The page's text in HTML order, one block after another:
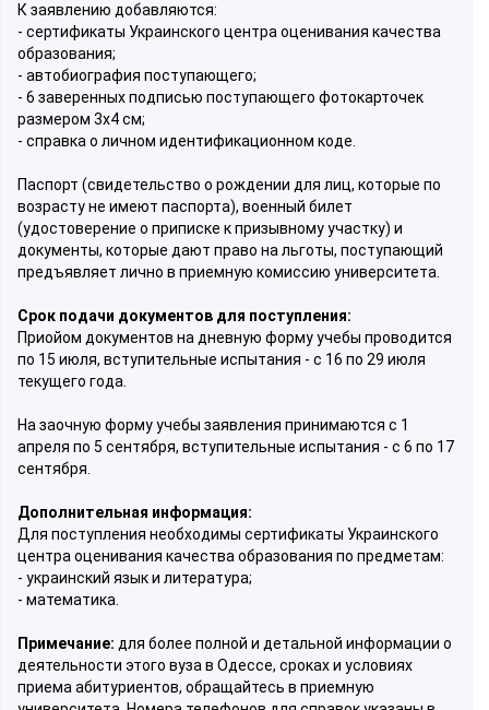
К заявлению добавляются:
- сертификаты Украинского центра оценивания качества
образования;
- автобиография поступающего;
- 6 заверенных подписью поступающего фотокарточек
размером 3x4 см;
- справка о личном идентификационном коде.
Паспорт (свидетельство о рождении для лиц, которые по
возрасту не имеют паспорта), военный билет
(удостоверение о приписке к призывному участку) и
документы, которые дают право на льготы, поступающий
предъявляет лично в приемную комиссию университета.
Срок подачи документов для поступления:
Приойом документов на дневную форму учебы проводится
по 15 июля, вступительные испытания - с 16 по 29 июля
текущего года.
На заочную форму учебы заявления принимаются с 1
апреля по 5 сентября, вступительные испытания - с 6 по 17
сентября.
Дополнительная информация:
Для поступления необходимы сертификаты Украинского
центра оценивания качества образования по предметам:
- украинский язык и литература;
- математика.
Примечание: для более полной и детальной информации о
деятельности этого вуза в Одессе, сроках и условиях
приема абитуриентов, обращайтесь в приемную